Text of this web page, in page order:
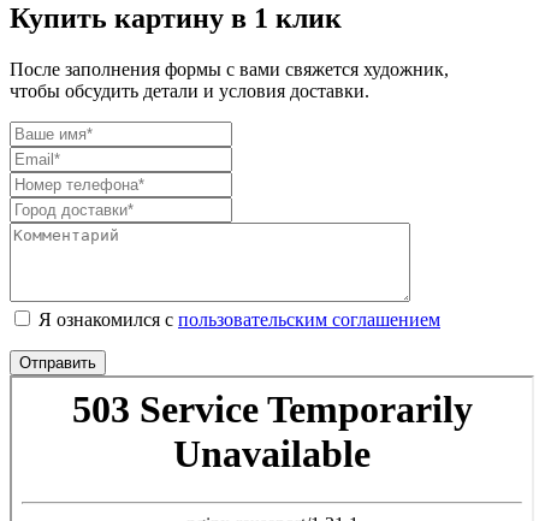
Купить картину в 1 клик
После заполнения формы с вами свяжется художник,
чтобы обсудить детали и условия доставки.
Я ознакомился с пользовательским соглашением